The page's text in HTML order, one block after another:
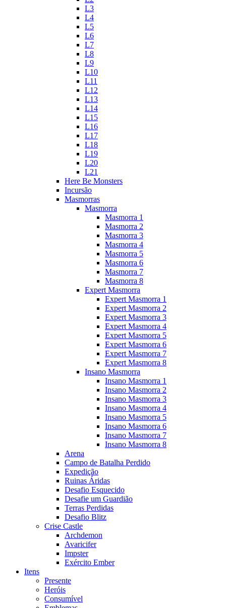
L3
L4
L5
L6
L7
L8
L9
L10
L11
L12
L13
L14
L15
L16
L17
L18
L19
L20
L21
Here Be Monsters
Incursão
Masmorras
Masmorra
Masmorra 1
Masmorra 2
Masmorra 3
Masmorra 4
Masmorra 5
Masmorra 6
Masmorra 7
Masmorra 8
Expert Masmorra
Expert Masmorra 1
Expert Masmorra 2
Expert Masmorra 3
Expert Masmorra 4
Expert Masmorra 5
Expert Masmorra 6
Expert Masmorra 7
Expert Masmorra 8
Insano Masmorra
Insano Masmorra 1
Insano Masmorra 2
Insano Masmorra 3
Insano Masmorra 4
Insano Masmorra 5
Insano Masmorra 6
Insano Masmorra 7
Insano Masmorra 8
Arena
Campo de Batalha Perdido
Expedição
Ruinas Áridas
Desafio Esquecido
Desafie um Guardião
Terras Perdidas
Desafio Blitz
Crise Castle
Archdemon
Avaricifer
Impster
Exército Ember
Itens
Presente
Heróis
Consumível